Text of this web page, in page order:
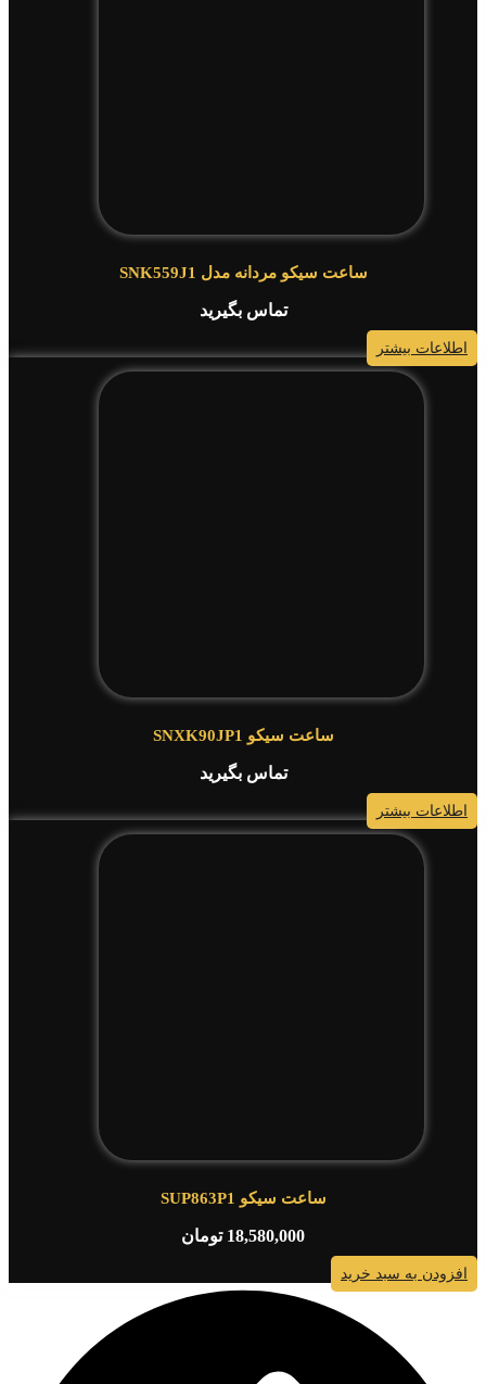
ساعت سیکو مردانه مدل SNK559J1
تماس بگیرید
اطلاعات بیشتر
ساعت سیکو SNXK90JP1
تماس بگیرید
اطلاعات بیشتر
ساعت سیکو SUP863P1
18,580,000 تومان
افزودن به سبد خرید